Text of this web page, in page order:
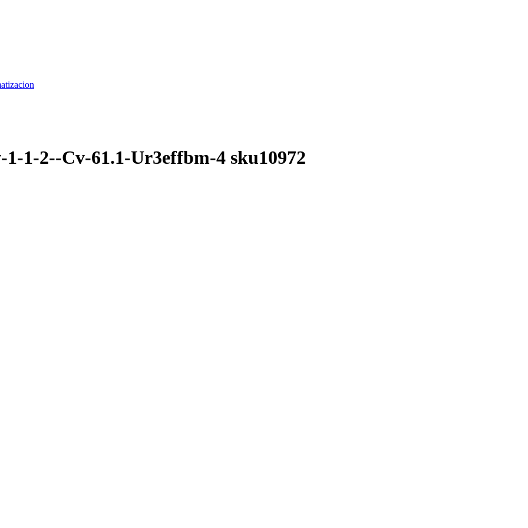
1-2--Cv-61.1-Ur3effbm-4 sku10972